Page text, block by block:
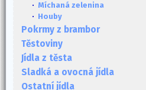
· Míchaná zelenina
· Houby
Pokrmy z brambor
Těstoviny
Jídla z těsta
Sladká a ovocná jídla
Ostatní jídla